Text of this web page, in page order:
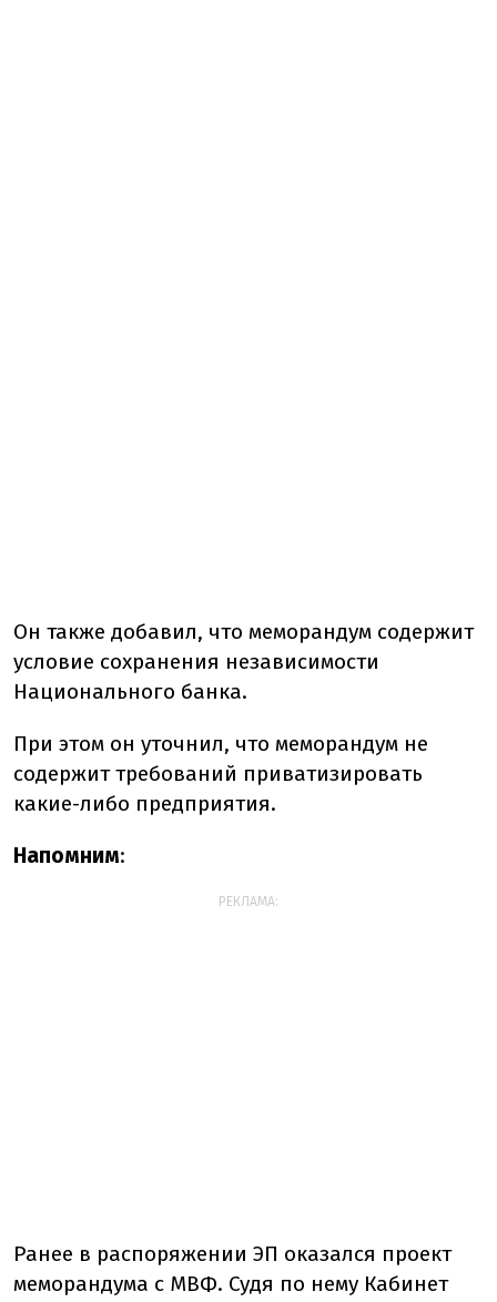
Он также добавил, что меморандум содержит
условие сохранения независимости
Национального банка.
При этом он уточнил, что меморандум не
содержит требований приватизировать
какие-либо предприятия.
Напомним:
РЕКЛАМА:
Ранее в распоряжении ЭП оказался проект
меморандума с МВФ. Судя по нему Кабинет